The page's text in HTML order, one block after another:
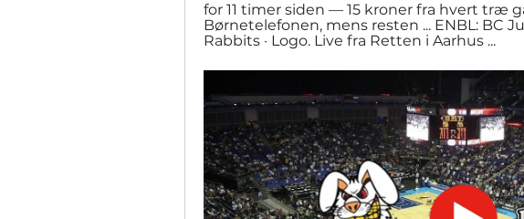
for 11 timer siden — 15 kroner fra hvert træ
Børnetelefonen, mens resten ... ENBL: BC
Rabbits · Logo. Live fra Retten i Aarhus ...